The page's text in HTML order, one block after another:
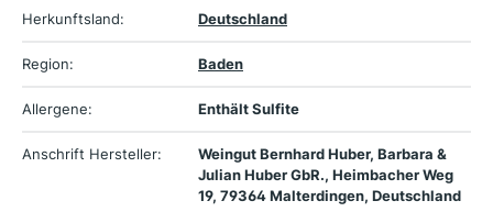
Herkunftsland: Deutschland
Region: Baden
Allergene: Enthält Sulfite
Anschrift Hersteller:
Weingut Bernhard Huber, Barbara &
Julian Huber GbR., Heimbacher Weg
19, 79364 Malterdingen, Deutschland